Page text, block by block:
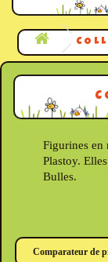
Figurines en
Plastoy.
Bulles.
Comparateur de